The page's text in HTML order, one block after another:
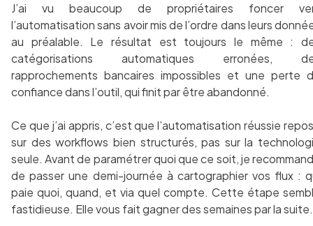
J’ai vu beaucoup de propriétaires foncer
l’automatisation sans avoir mis de l’ordre dans leurs
au préalable. Le résultat est toujours le même :
catégorisations automatiques erronées,
rapprochements bancaires impossibles et une perte
confiance dans l’outil, qui finit par être abandonné.
Ce que j’ai appris, c’est que l’automatisation réussie
sur des workflows bien structurés, pas sur la
seule. Avant de paramétrer quoi que ce soit, je
de passer une demi-journée à cartographier vos flux :
paie quoi, quand, et via quel compte. Cette étape
fastidieuse. Elle vous fait gagner des semaines par la suite.